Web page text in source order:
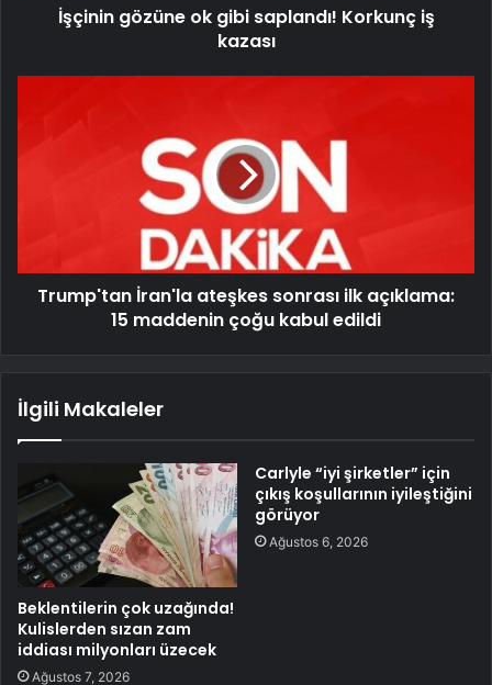
İşçinin gözüne ok gibi saplandı! Korkunç iş
kazası
Trump'tan İran'la ateşkes sonrası ilk açıklama:
15 maddenin çoğu kabul edildi
İlgili Makaleler
Beklentilerin çok uzağında!
Kulislerden sızan zam
iddiası milyonları üzecek
Ağustos 7, 2026
Carlyle “iyi şirketler” için
çıkış koşullarının iyileştiğini
görüyor
Ağustos 6, 2026